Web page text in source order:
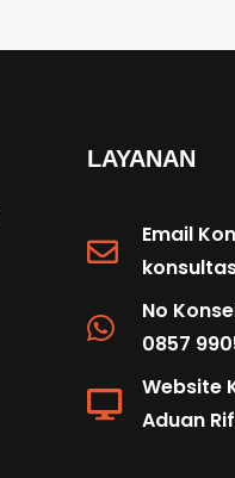
LAYANAN
Email
No
0857
Website
Aduan